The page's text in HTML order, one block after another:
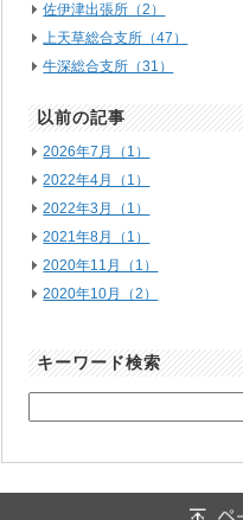
佐伊津出張所（2）
上天草総合支所（47）
牛深総合支所（31）
以前の記事
2026年7月（1）
2022年4月（1）
2022年3月（1）
2021年8月（1）
2020年11月（1）
2020年10月（2）
キーワード検索